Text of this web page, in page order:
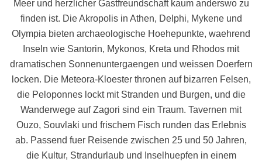
Meer und herzlicher Gastfreundschaft kaum anderswo zu
finden ist. Die Akropolis in Athen, Delphi, Mykene und
Olympia bieten archaeologische Hoehepunkte, waehrend
Inseln wie Santorin, Mykonos, Kreta und Rhodos mit
dramatischen Sonnenuntergaengen und weissen Doerfern
locken. Die Meteora-Kloester thronen auf bizarren Felsen,
die Peloponnes lockt mit Stranden und Burgen, und die
Wanderwege auf Zagori sind ein Traum. Tavernen mit
Ouzo, Souvlaki und frischem Fisch runden das Erlebnis
ab. Passend fuer Reisende zwischen 25 und 50 Jahren,
die Kultur, Strandurlaub und Inselhuepfen in einem